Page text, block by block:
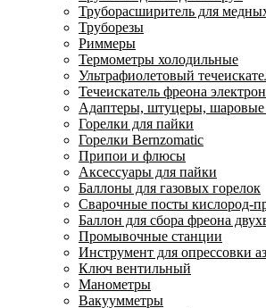
Труборасширитель для
Труборезы
Риммеры
Термометры холодильные
Ультрафиолетовый
Течеискатель фреона
Адаптеры, штуцеры, шаровые
Горелки для пайки
Горелки Bernzomatic
Припои и флюсы
Аксессуары для пайки
Баллоны для газовых горелок
Сварочные посты кислород-
Баллон для сбора фреона
Промывочные станции
Инструмент для опрессовки
Ключ вентильный
Манометры
Вакуумметры